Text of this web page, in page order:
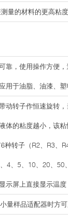
量的材料的更高粘
靠，使用操作方便
用于油脂、油漆、
动转子作恒速旋转
体的粘度越小，该
转子（R2、R3、
4、5、10、20、
示屏上直接显示温
量样品适配器时方